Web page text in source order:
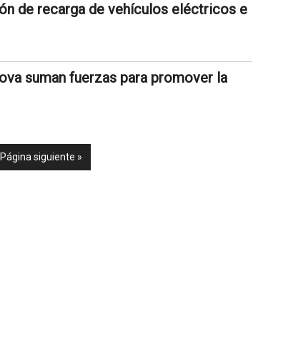
de recarga de vehículos eléctricos e
suman fuerzas para promover la
Página siguiente »